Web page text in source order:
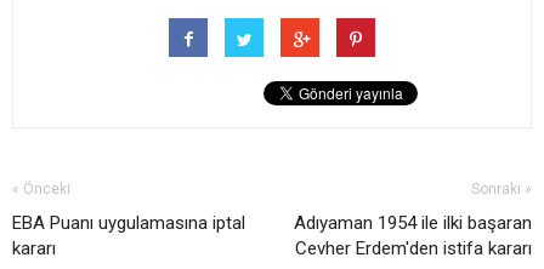
« Önceki
EBA Puanı uygulamasına iptal
kararı
Sonraki »
Adıyaman 1954 ile ilki başaran
Cevher Erdem'den istifa kararı